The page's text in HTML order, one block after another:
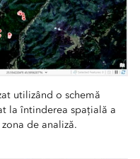
utilizând o schemă
la întinderea spațială a
de analiză.